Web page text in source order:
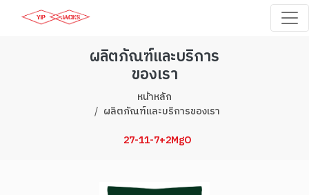
ผลิตภัณฑ์และบริการ
ของเรา
หน้าหลัก
ผลิตภัณฑ์และบริการของเรา
27-11-7+2MgO